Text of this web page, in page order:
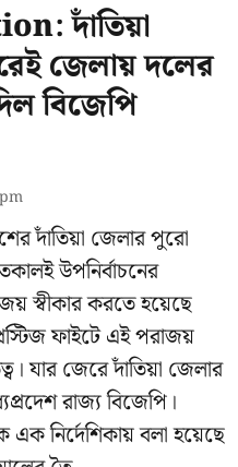
দাঁতিয়া
জেলায় দলের
বিজেপি
দাঁতিয়া জেলার পুরো
উপনির্বাচনের
স্বীকার করতে হয়েছে
ফাইটে এই পরাজয়
যার জেরে দাঁতিয়া জেলার
রাজ্য বিজেপি।
নির্দেশিকায় বলা হয়েছে